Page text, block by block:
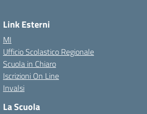
Link Esterni
MI
Ufficio Scolastico Regionale
Scuola in Chiaro
Iscrizioni On Line
Invalsi
La Scuola